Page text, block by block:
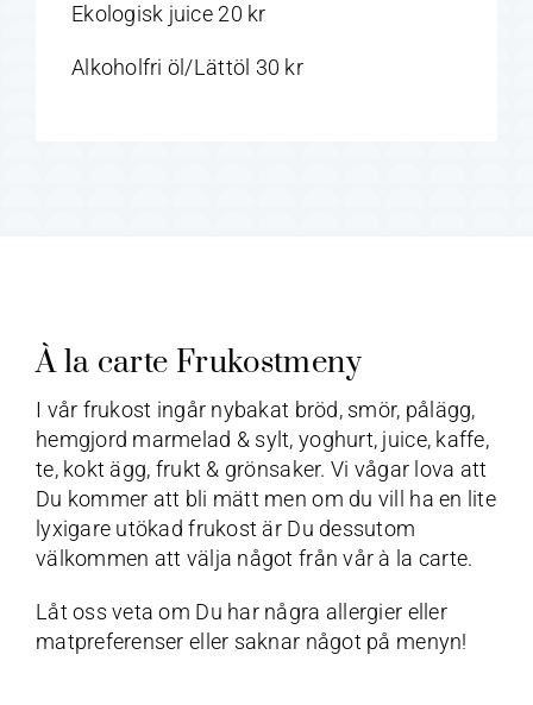
Ekologisk juice 20 kr
Alkoholfri öl/Lättöl 30 kr
À la carte Frukostmeny
I vår frukost ingår nybakat bröd, smör, pålägg,
hemgjord marmelad & sylt, yoghurt, juice, kaffe,
te, kokt ägg, frukt & grönsaker. Vi vågar lova att
Du kommer att bli mätt men om du vill ha en lite
lyxigare utökad frukost är Du dessutom
välkommen att välja något från vår à la carte.
Låt oss veta om Du har några allergier eller
matpreferenser eller saknar något på menyn!